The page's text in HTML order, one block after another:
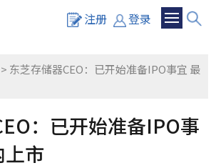
注册 登录
> 东芝存储器CEO：已开始准备IPO事宜 最
：已开始准备IPO事
上市